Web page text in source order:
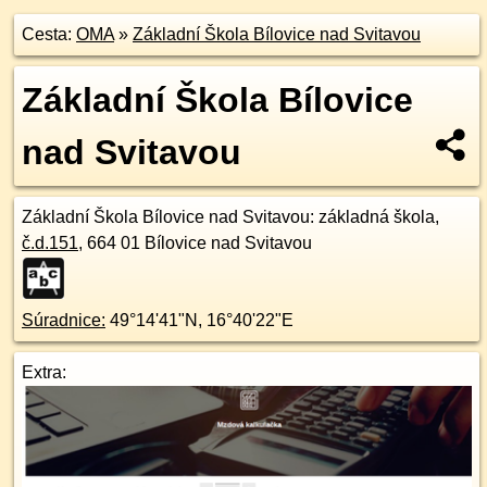
Cesta: OMA» Základní Škola Bílovice nad Svitavou
Základní Škola Bílovice
nad Svitavou
Základní Škola Bílovice nad Svitavou: základná škola,
č.d.151, 664 01 Bílovice nad Svitavou
Súradnice: 49°14'41"N , 16°40'22"E
Extra: